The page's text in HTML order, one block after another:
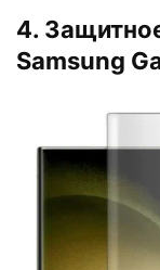
4.
Samsung